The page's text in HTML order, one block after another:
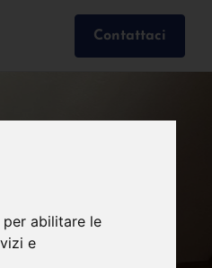
per abilitare le
e
Contattaci